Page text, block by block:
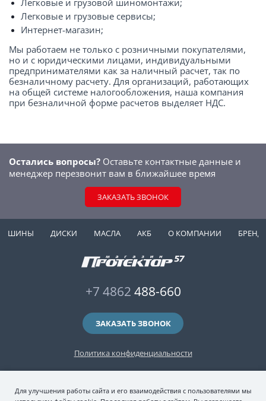
Легковые и грузовые сервисы;
Интернет-магазин;
Мы работаем не только с розничными покупателями,
но и с юридическими лицами, индивидуальными
предпринимателями как за наличный расчет, так по
безналичному расчету. Для организаций, работающих
на общей системе налогообложения, наша компания
при безналичной форме расчетов выделяет НДС.
Остались вопросы? Оставьте контактные данные и
менеджер перезвонит вам в ближайшее время
ЗАКАЗАТЬ ЗВОНОК
ШИНЫ ДИСКИ МАСЛА АКБ О КОМПАНИИ
Политика конфиденциальности
+7 4862 488-660
ЗАКАЗАТЬ ЗВОНОК
2006-2026 © интернет-магазин "Протектор 57" — автомобильные шины
(зимние и летние шины), колесные диски, шиномонтаж и хранение шин.
Для улучшения работы сайта и его взаимодействия с пользователями мы